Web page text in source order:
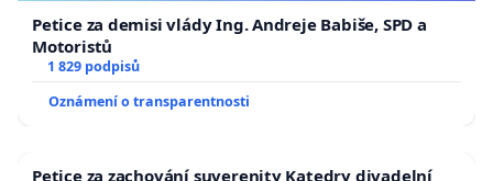
Petice za demisi vlády Ing. Andreje Babiše, SPD a
Motoristů
1 829 podpisů
Oznámení o transparentnosti
Petice za zachování suverenity Katedry divadelní